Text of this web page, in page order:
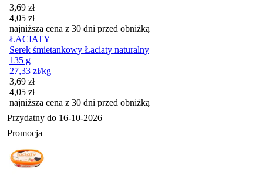
Cena promocyjna
3,69 zł
4,05 zł
najniższa cena z 30 dni przed obniżką
ŁACIATY
Serek śmietankowy Łaciaty naturalny
135 g
27,33 zł/kg
Cena promocyjna
3,69 zł
4,05 zł
najniższa cena z 30 dni przed obniżką
Przydatny do 16-10-2026
Promocja